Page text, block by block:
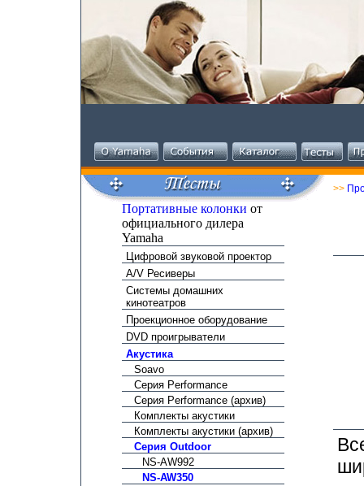
Портативные колонки от
официального дилера
Yamaha
Цифровой звуковой проектор
A/V Ресиверы
Системы домашних
кинотеатров
Проекционное оборудование
DVD проигрыватели
Акустика
Soavo
Серия Performance
Серия Performance (архив)
Комплекты акустики
Комплекты акустики (архив)
Серия Outdoor
NS-AW992
NS-AW350
>>